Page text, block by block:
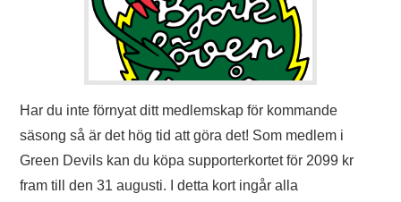
Har du inte förnyat ditt medlemskap för kommande
säsong så är det hög tid att göra det! Som medlem i
Green Devils kan du köpa supporterkortet för 2099 kr
fram till den 31 augusti. I detta kort ingår alla